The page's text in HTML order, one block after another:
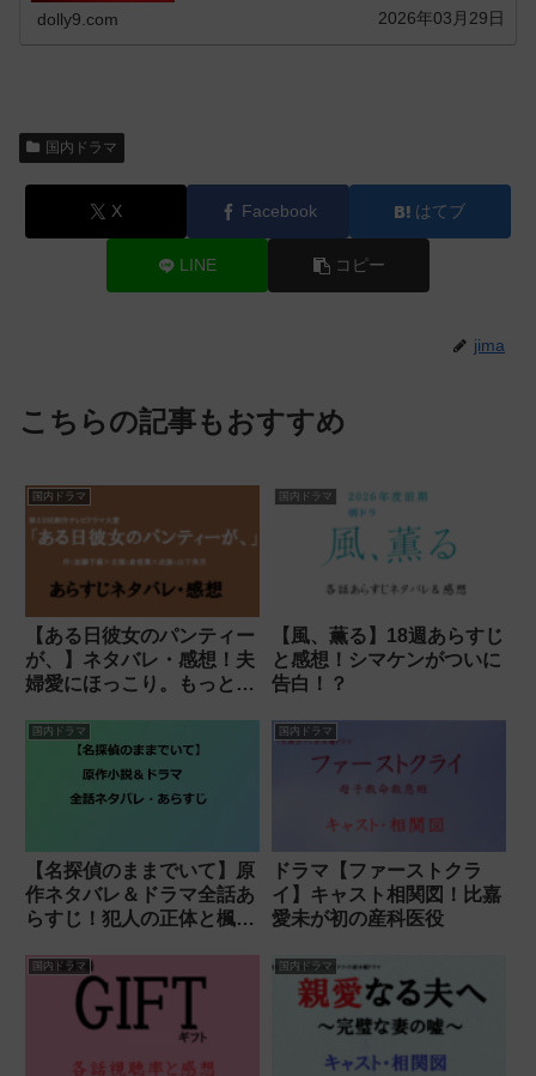
dolly9.com 2026年03月29日
国内ドラマ
X Facebook はてブ
LINE コピー
jima
こちらの記事もおすすめ
国内ドラマ
【ある日彼女のパンティー
が、】ネタバレ・感想！夫
婦愛にほっこり。もっと今
国内ドラマ
【風、薫る】18週あらすじ
と感想！シマケンがついに
告白！？
国内ドラマ
【名探偵のままでいて】原
作ネタバレ＆ドラマ全話あ
らすじ！犯人の正体と楓の
国内ドラマ
ドラマ【ファーストクラ
イ】キャスト相関図！比嘉
愛未が初の産科医役
国内ドラマ 国内ドラマ